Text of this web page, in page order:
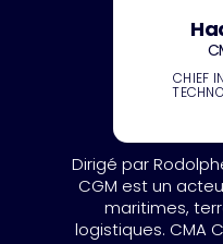
CHIEF
Dirigé par
CGM est un
maritimes,
logistiques. CMA